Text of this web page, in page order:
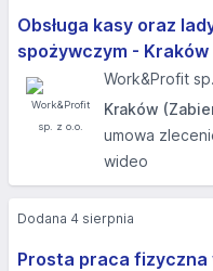
Obsługa kasy oraz
spożywczym - Kraków
Work&Profit
Kraków
umowa
wideo
Prosta praca fizyczna
Dodana 4 sierpnia